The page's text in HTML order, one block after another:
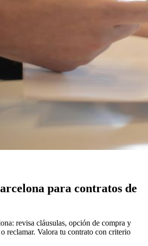
para contratos de
revisa cláusulas, opción de compra y
reclamar. Valora tu contrato con criterio